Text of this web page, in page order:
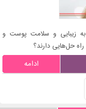
زیبایی و سلامت پوست و
حل‌هایی دارند؟
ادامه